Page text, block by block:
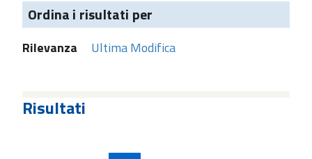
Ordina i risultati per
Rilevanza Ultima Modifica
Risultati